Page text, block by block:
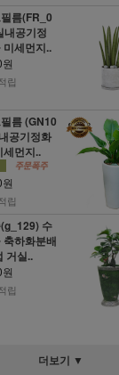
름(FR_0
내공기정
미세먼지..
립
름 (GN10
공기정화
세먼지..
립
수
축하화분배
거실..
립
더보기 ▼